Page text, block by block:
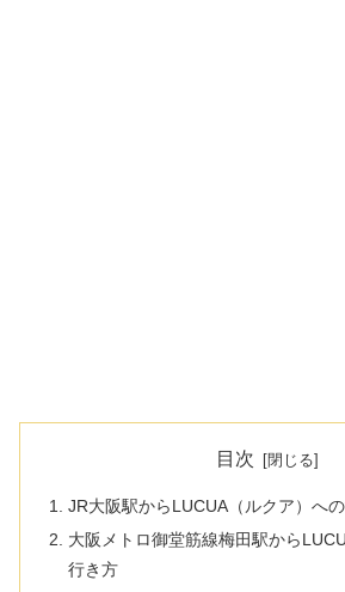
目次
JR大阪駅からLUCUA（ルクア）へ
大阪メトロ御堂筋線梅田駅から
行き方